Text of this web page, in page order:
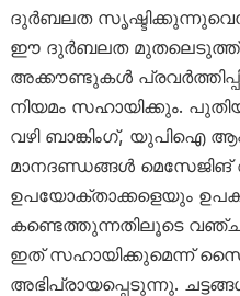
ദുർബലത
ഈ ദുർബലത മുതലെടുത്ത്
അക്കൗണ്ടുകൾ
നിയമം സഹായിക്കും.
വഴി ബാങ്കിംഗ്, യുപിഐ
മാനദണ്ഡങ്ങൾ
ഉപയോക്താക്കളെയും
കണ്ടെത്തുന്നതിലൂടെ
ഇത് സഹായിക്കുമെന്ന്
അഭിപ്രായപ്പെടുന്നു.